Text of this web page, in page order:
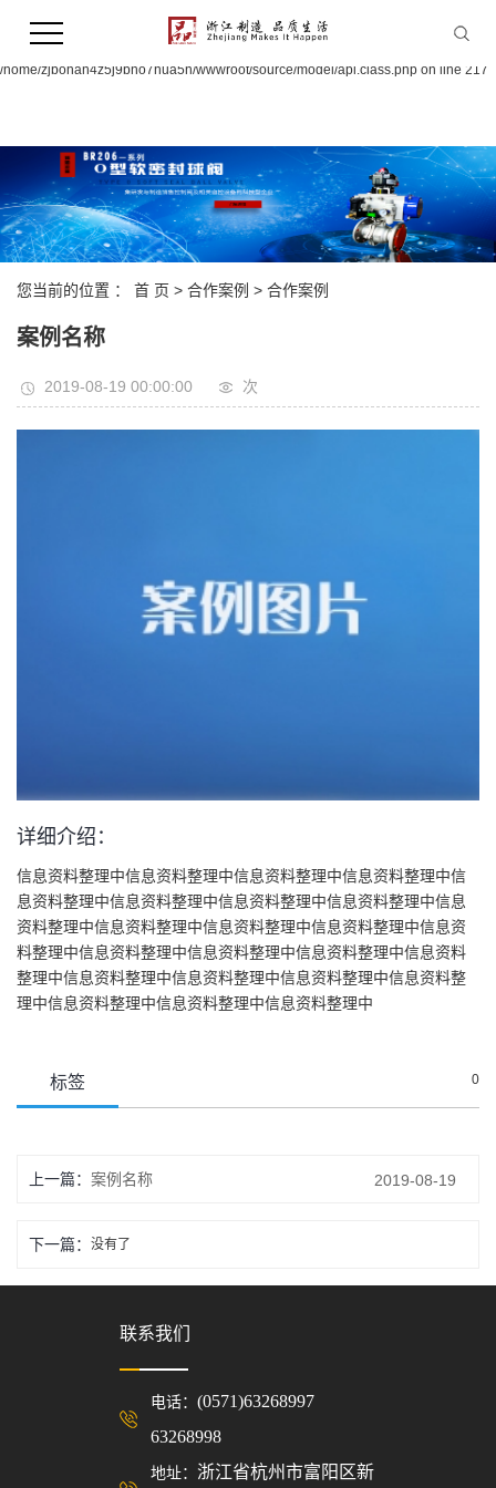
file_put_contents(/home/zjbohan4z5j9bno7hua5n/wwwroot/source/cache/
/home/zjbohan4z5j9bno7hua5n/wwwroot/source/model/api.class.php on line 217
您当前的位置 ： 首 页 > 合作案例 > 合作案例
案例名称
2019-08-19 00:00:00 次
详细介绍：
信息资料整理中信息资料整理中信息资料整理中信息资料整理中信
息资料整理中信息资料整理中信息资料整理中信息资料整理中信息
资料整理中信息资料整理中信息资料整理中信息资料整理中信息资
料整理中信息资料整理中信息资料整理中信息资料整理中信息资料
整理中信息资料整理中信息资料整理中信息资料整理中信息资料整
理中信息资料整理中信息资料整理中信息资料整理中
标签 0
上一篇： 案例名称 2019-08-19
下一篇： 没有了
联系我们
电话： (0571)63268997
63268998
地址： 浙江省杭州市富阳区新